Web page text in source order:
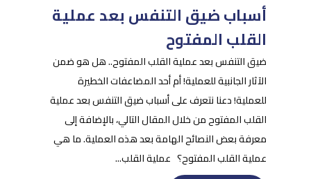
أسباب ضيق التنفس بعد عملية
القلب المفتوح
ضيق التنفس بعد عملية القلب المفتوح.. هل هو ضمن
الآثار الجانبية للعملية! أم أحد المضاعفات الخطيرة
للعملية! دعنا نتعرف على أسباب ضيق التنفس بعد عملية
القلب المفتوح من خلال المقال التالي، بالإضافة إلى
معرفة بعض النصائح الهامة بعد هذه العملية. ما هي
عملية القلب المفتوح؟ عملية القلب...